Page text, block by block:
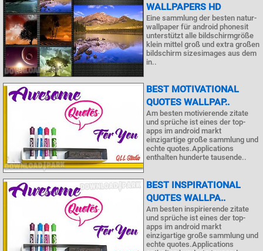
WALLPAPERS HD
Eine sammlung der besten natur-
wallpaper für android phonesit
unterstützt alle bildschirmgröße
klein mittel groß und extra großen
bildschirm sizesimages aus dem
in..
BEST MOTIVATIONAL
QUOTES WALLPAP..
Am besten motivierende zitate
und sprüche ist eines der top-
apps im android markt
einzigartige große sammlung und
echte quotes.Applications
enthalten hunderte tausende..
BEST INSPIRATIONAL
QUOTES WALLPA..
Am besten inspirierende zitate
und sprüche ist eines der top-
apps im android markt
einzigartige große sammlung und
echte quotes.Applications